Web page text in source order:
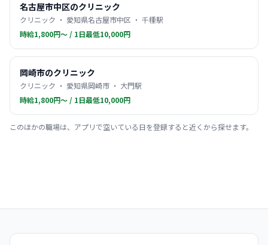
名古屋市中区のクリニック
クリニック ・ 愛知県名古屋市中区 ・ 千種駅
時給1,800円〜 / 1日最低10,000円
岡崎市のクリニック
クリニック ・ 愛知県岡崎市 ・ 大門駅
時給1,800円〜 / 1日最低10,000円
このほかの職場は、アプリで空いている日を登録すると近くから探せます。